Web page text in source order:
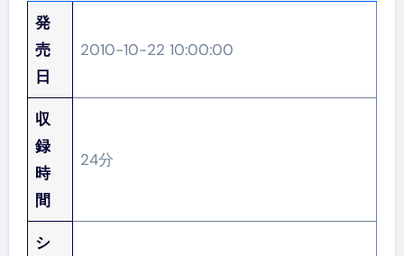
発
売
日
2010-10-22 10:00:00
収
録
時
間
24分
シ